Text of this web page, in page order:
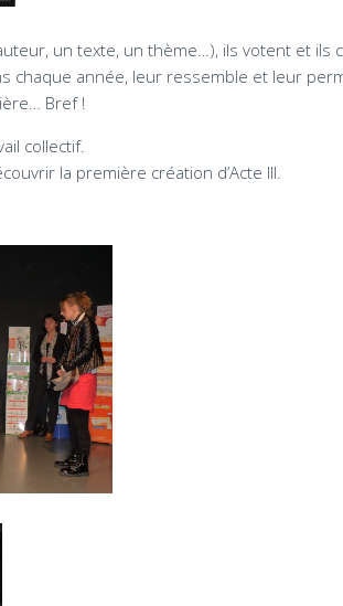
un texte, un thème…), ils votent et
chaque année, leur ressemble et leur
Bref !
collectif.
la première création d’Acte III.